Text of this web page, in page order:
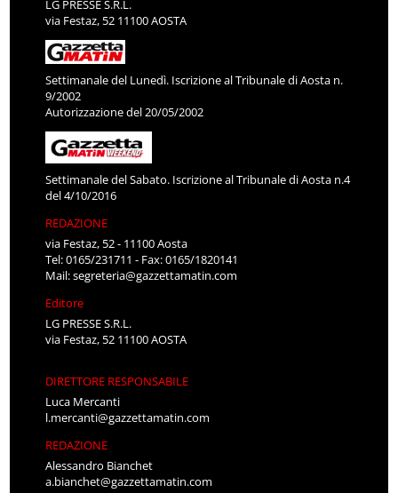
LG PRESSE S.R.L.
via Festaz, 52 11100 AOSTA
Settimanale del Lunedì. Iscrizione al Tribunale di Aosta n.
9/2002
Autorizzazione del 20/05/2002
Settimanale del Sabato. Iscrizione al Tribunale di Aosta n.4
del 4/10/2016
REDAZIONE
via Festaz, 52 - 11100 Aosta
Tel: 0165/231711 - Fax: 0165/1820141
Mail:segreteria@gazzettamatin.com
Editore
LG PRESSE S.R.L.
via Festaz, 52 11100 AOSTA
DIRETTORE RESPONSABILE
Luca Mercanti
l.mercanti@gazzettamatin.com
REDAZIONE
Alessandro Bianchet
a.bianchet@gazzettamatin.com